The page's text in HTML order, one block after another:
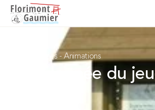
Randonnées- Animations
Randonnée du